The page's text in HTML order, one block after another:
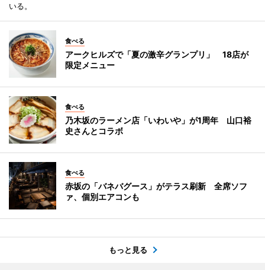
いる。
食べる
アークヒルズで「夏の激辛グランプリ」 18店が
限定メニュー
食べる
乃木坂のラーメン店「いわいや」が1周年 山口裕
史さんとコラボ
食べる
赤坂の「バネバグース」がテラス刷新 全席ソフ
ァ、個別エアコンも
もっと見る